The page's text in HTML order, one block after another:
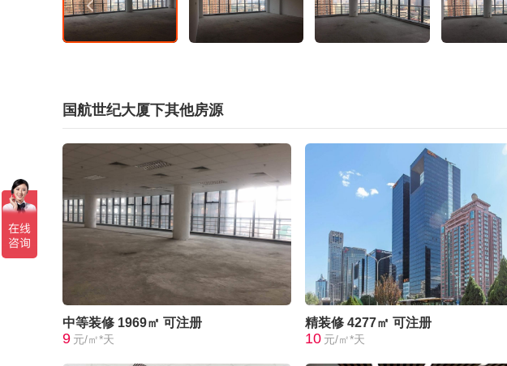
国航世纪大厦下其他房源
中等装修 1969㎡ 可注册
9 元/㎡*天
精装修 4277㎡ 可注册
10 元/㎡*天